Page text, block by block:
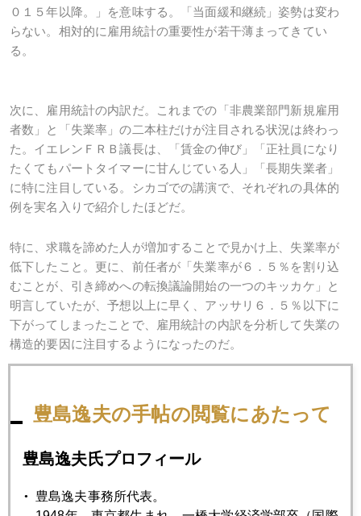
０１５年以降。」を意味する。「当面緩和継続」姿勢は変わ
らない。相対的に雇用統計の重要性が若干薄まってきてい
る。
次に、雇用統計の内訳だ。これまでの「非農業部門新規雇用
者数」と「失業率」の二本柱だけが注目される状況は終わっ
た。イエレンＦＲＢ議長は、「賃金の伸び」「正社員になり
たくてもパートタイマーに甘んじている人」「長期失業者」
に特に注目している。シカゴでの講演で、それぞれの具体的
例を実名入りで紹介したほどだ。
特に、求職を諦めた人が増加することで見かけ上、失業率が
低下したこと。更に、前任者が「失業率が６．５％を割り込
むことが、引き締めへの転換議論開始の一つのキッカケ」と
明言していたが、予想以上に早く、アッサリ６．５％以下に
下がってしまったことで、雇用統計の内訳を分析して失業の
構造的要因に注目するようになったのだ。
点に似てきた。採点項目で、新規雇用者数は最重要項目で残
るが、失業率より労働参加率が重視される。過去最低水準に
対的重要度が増している。
このイエレン方式の総合評価は、分かりにくい、という欠点
豊島逸夫の手帖の閲覧にあたって
豊島逸夫氏プロフィール
豊島逸夫事務所代表。